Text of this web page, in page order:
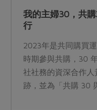
我的主婦30，共
行
2023年是共同購買
時期參與共購，30
社社務的資深合作
跡，並為「共購 30